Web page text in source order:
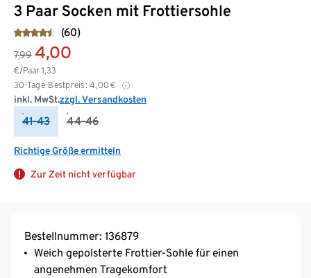
3 Paar Socken mit Frottiersohle
(60)
7,99 4,00
€/Paar 1,33
30-Tage-Bestpreis: 4,00 €
inkl. MwSt.zzgl. Versandkosten
41-43 44-46
Richtige Größe ermitteln
Zur Zeit nicht verfügbar
Bestellnummer: 136879
Weich gepolsterte Frottier-Sohle für einen
angenehmen Tragekomfort